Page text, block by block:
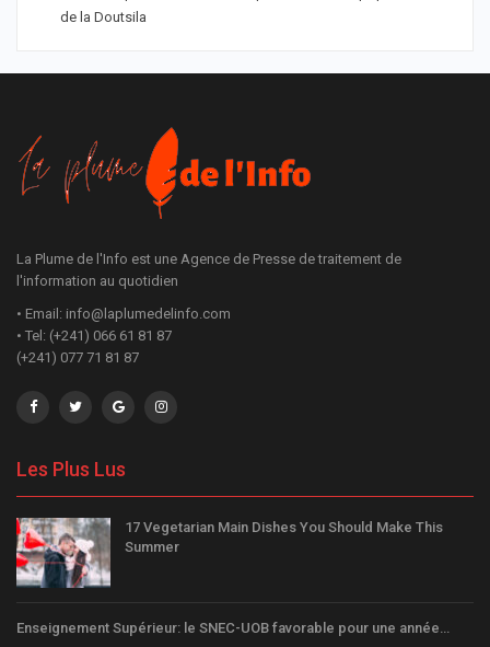
de la Doutsila
La Plume de l'Info est une Agence de Presse de traitement de
l'information au quotidien
• Email: info@laplumedelinfo.com
• Tel: (+241) 066 61 81 87
(+241) 077 71 81 87
Les Plus Lus
17 Vegetarian Main Dishes You Should Make This
Summer
Enseignement Supérieur: le SNEC-UOB favorable pour une année…